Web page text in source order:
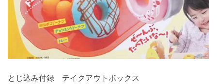
とじ込み付録 テイクアウトボックス